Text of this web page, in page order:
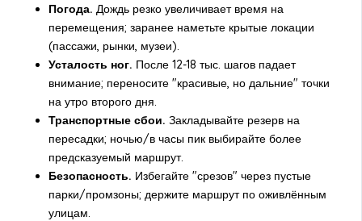
Погода. Дождь резко увеличивает время на
перемещения; заранее наметьте крытые локации
(пассажи, рынки, музеи).
Усталость ног. После 12-18 тыс. шагов падает
внимание; переносите "красивые, но дальние" точки
на утро второго дня.
Транспортные сбои. Закладывайте резерв на
пересадки; ночью/в часы пик выбирайте более
предсказуемый маршрут.
Безопасность. Избегайте "срезов" через пустые
парки/промзоны; держите маршрут по оживлённым
улицам.